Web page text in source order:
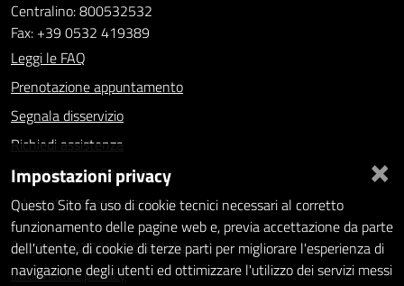
Centralino: 800532532
Fax: +39 0532 419389
Leggi le FAQ
Prenotazione appuntamento
Segnala disservizio
Richiedi assistenza
Statistiche dei Siti web
Intranet - accesso riservato
Amministrazione trasparente
Informativa privacy
×
Impostazioni privacy
Questo Sito fa uso di cookie tecnici necessari al corretto
funzionamento delle pagine web e, previa accettazione da parte
dell'utente, di cookie di terze parti per migliorare l'esperienza di
navigazione degli utenti ed ottimizzare l'utilizzo dei servizi messi